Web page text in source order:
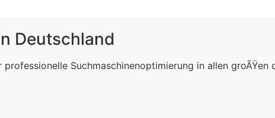
Deutschland
professionelle Suchmaschinenoptimierung in allen